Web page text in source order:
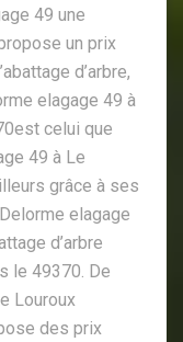
49 une
un prix
d’arbre,
elagage 49 à
celui que
49 à Le
grâce à ses
elagage
d’arbre
le 49370. De
Louroux
des prix